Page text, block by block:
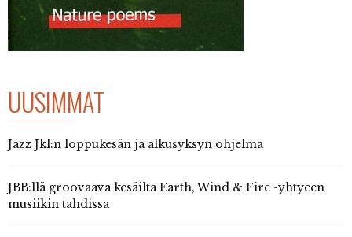
UUSIMMAT
Jazz Jkl:n loppukesän ja alkusyksyn ohjelma
JBB:llä groovaava kesäilta Earth, Wind & Fire -yhtyeen
musiikin tahdissa